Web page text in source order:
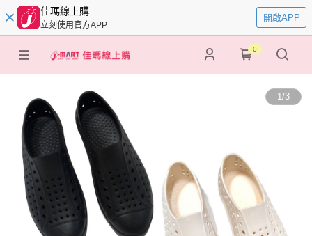
佳瑪線上購
立刻使用官方APP
開啟APP
0
1/3